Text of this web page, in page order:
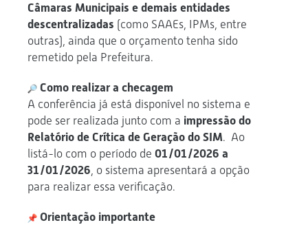
Câmaras Municipais e demais entidades
descentralizadas (como SAAEs, IPMs, entre
outras), ainda que o orçamento tenha sido
remetido pela Prefeitura.
Como realizar a checagem
A conferência já está disponível no sistema e
pode ser realizada junto com a impressão do
Relatório de Crítica de Geração do SIM. Ao
listá-lo com o período de 01/01/2026 a
31/01/2026, o sistema apresentará a opção
para realizar essa verificação.
Orientação importante